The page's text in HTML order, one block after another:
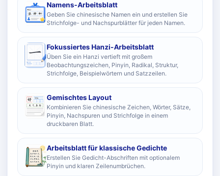
Namens-Arbeitsblatt
Geben Sie chinesische Namen ein und erstellen Sie
Strichfolge- und Nachspurblätter für jeden Namen.
Fokussiertes Hanzi-Arbeitsblatt
Üben Sie ein Hanzi vertieft mit großem
Beobachtungszeichen, Pinyin, Radikal, Struktur,
Strichfolge, Beispielwörtern und Satzzeilen.
Gemischtes Layout
Kombinieren Sie chinesische Zeichen, Wörter, Sätze,
Pinyin, Nachspuren und Strichfolge in einem
druckbaren Blatt.
Arbeitsblatt für klassische Gedichte
Erstellen Sie Gedicht-Abschriften mit optionalem
Pinyin und klaren Zeilenumbrüchen.